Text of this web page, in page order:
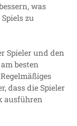
was
zu
Spieler und den
besten
dass die Spieler
ausführen